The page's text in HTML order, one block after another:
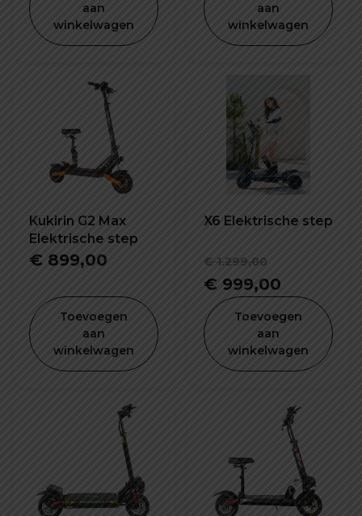
€ 1.449,00.
€ 1.299,00.
aan
winkelwagen
aan
winkelwagen
Kukirin G2 Max
Elektrische step
€ 899,00
Toevoegen
aan
winkelwagen
X6 Elektrische step
€1.299,00
prijs
was:
€
€ 999,00
prijs
€ 999,00.
Toevoegen
aan
winkelwagen